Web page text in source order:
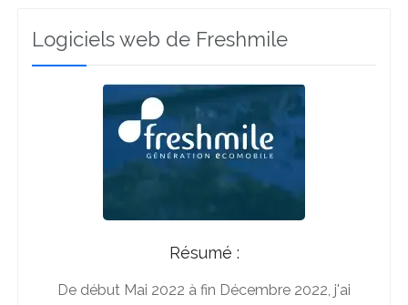
Logiciels web de Freshmile
Résumé :
De début Mai 2022 à fin Décembre 2022, j'ai